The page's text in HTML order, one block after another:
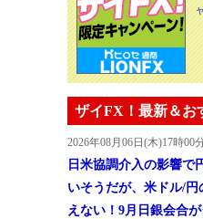
ザイFX！最新＆お
2026年08月06日(木)17時00
日米協調介入の影響で
いそうだが、米ドル/
えない！9月日銀会合